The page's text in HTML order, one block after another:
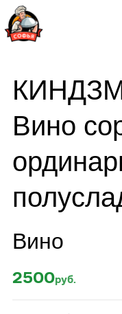
Вино
Вино
2500руб.